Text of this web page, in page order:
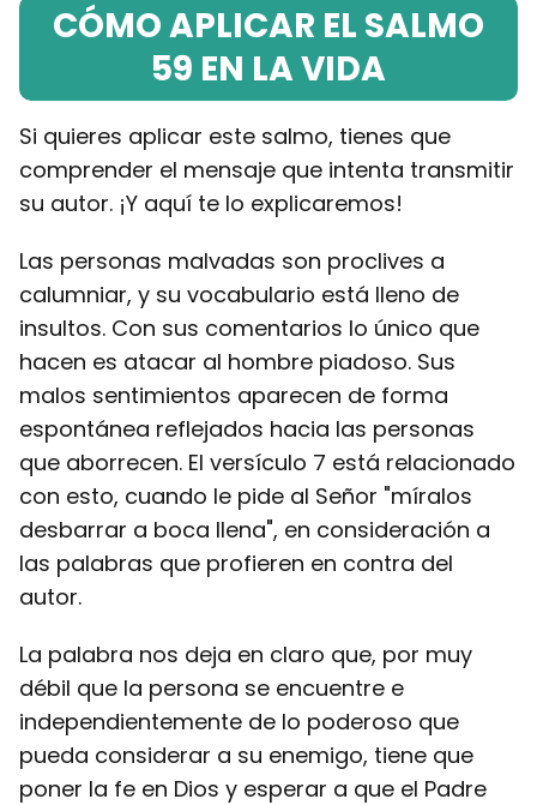
CÓMO APLICAR EL SALMO
59 EN LA VIDA
Si quieres aplicar este salmo, tienes que
comprender el mensaje que intenta transmitir
su autor. ¡Y aquí te lo explicaremos!
Las personas malvadas son proclives a
calumniar, y su vocabulario está lleno de
insultos. Con sus comentarios lo único que
hacen es atacar al hombre piadoso. Sus
malos sentimientos aparecen de forma
espontánea reflejados hacia las personas
que aborrecen. El versículo 7 está relacionado
con esto, cuando le pide al Señor "míralos
desbarrar a boca llena", en consideración a
las palabras que profieren en contra del
autor.
La palabra nos deja en claro que, por muy
débil que la persona se encuentre e
independientemente de lo poderoso que
pueda considerar a su enemigo, tiene que
poner la fe en Dios y esperar a que el Padre